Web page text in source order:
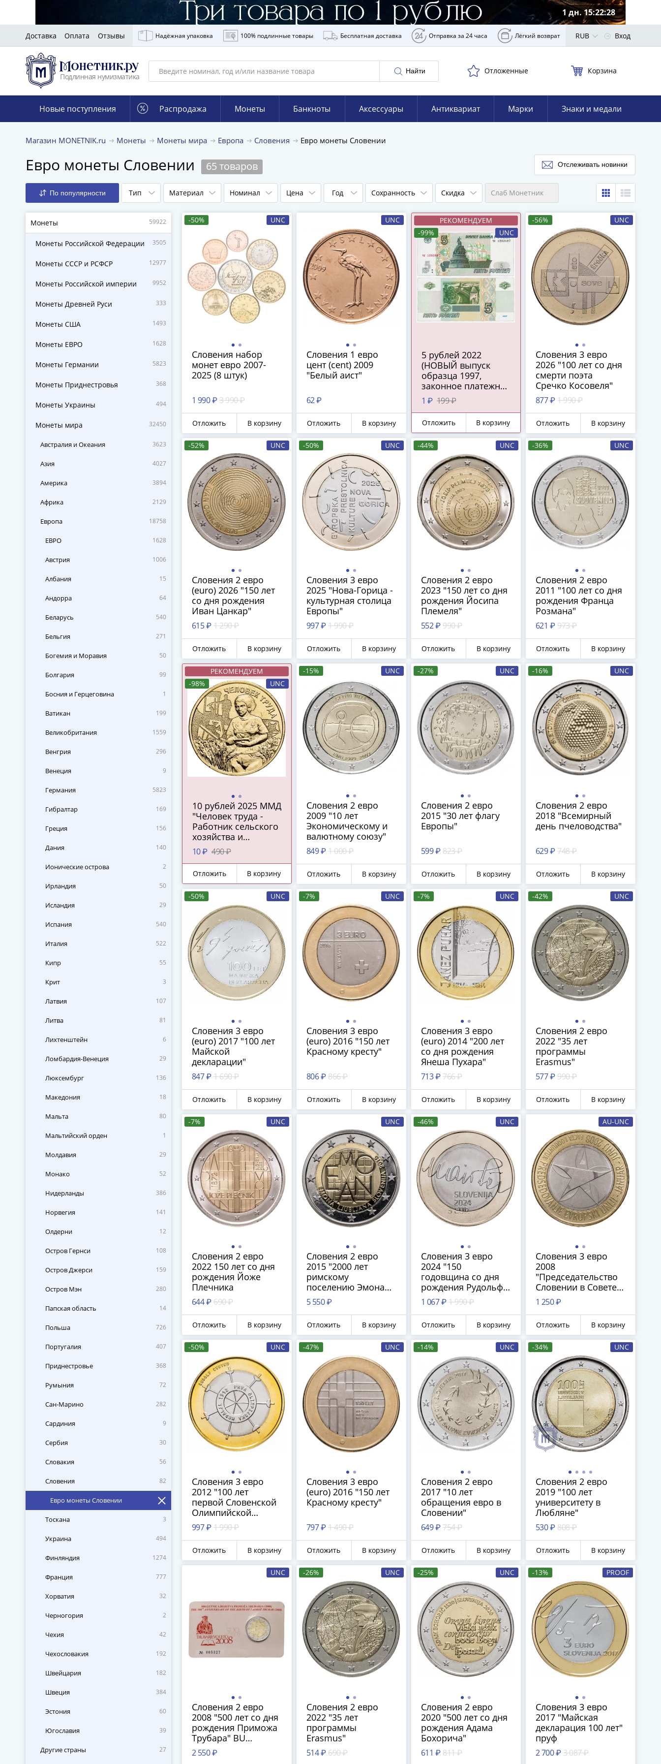
1 дн. 15:22:26
Доставка Оплата Отзывы Надёжная упаковка 100% подлинные товары Бесплатная доставка Отправка за 24 часа Лёгкий возврат RUB Вход
Подлинная нумизматика
Найти Отложенные Корзина
Новые поступления Распродажа Монеты Банкноты Аксессуары Антиквариат Марки Знаки и медали
Магазин MONETNIK.ru Монеты Монеты мира Европа Словения Евро монеты Словении
Евро монеты Словении 65 товаров Отслеживать новинки
По популярности Тип Материал Номинал Цена Год Сохранность Скидка Слаб Монетник
Монеты 59922
Монеты Российской Федерации 3505
Монеты СССР и РСФСР 12977
Монеты Российской империи 9952
Монеты Древней Руси 333
Монеты США 1493
Монеты ЕВРО 1628
Монеты Германии 5823
Монеты Приднестровья 368
Монеты Украины 494
Монеты мира 32450
Австралия и Океания 3623
Азия 4027
Америка 3894
Африка 2129
Европа 18758
ЕВРО 1628
Австрия 1006
Албания 15
Андорра 64
Беларусь 540
Бельгия 271
Богемия и Моравия 50
Болгария 99
Босния и Герцеговина 1
Ватикан 199
Великобритания 1559
Венгрия 296
Венеция 9
Германия 5823
Гибралтар 169
Греция 156
Дания 140
Ионические острова 2
Ирландия 50
Исландия 29
Испания 540
Италия 522
Кипр 55
Крит 3
Латвия 107
Литва 81
Лихтенштейн 6
Ломбардия-Венеция 29
Люксембург 136
Македония 18
Мальта 80
Мальтийский орден 1
Молдавия 29
Монако 52
Нидерланды 386
Норвегия 141
Олдерни 12
Остров Гернси 108
Остров Джерси 159
Остров Мэн 280
Папская область 14
Польша 726
Португалия 407
Приднестровье 368
Румыния 72
Сан-Марино 282
Сардиния 9
Сербия 30
Словакия 56
Словения
Евро монеты Словении
82
Тоскана 3
Украина 494
Финляндия 1274
Франция 777
Хорватия 32
Черногория 2
Чехия 42
Чехословакия 192
Швейцария 182
Швеция 384
Эстония 60
Югославия 39
Другие страны 27
-50% UNC
Словения набор
монет евро 2007-
2025 (8 штук)
1 990 ₽ 3 990 ₽
Отложить В корзину
UNC
Словения 1 евро
цент (cent) 2009
"Белый аист"
62 ₽
Отложить В корзину
РЕКОМЕНДУЕМ
-99%
UNC
5 рублей 2022
(НОВЫЙ выпуск
образца 1997,
законное платежное
средство ЦБ РФ)
ПРЕСС
1 ₽ 199 ₽
Отложить В корзину
-56% UNC
Словения 3 евро
2026 "100 лет со дня
смерти поэта
Сречко Косовеля"
877 ₽ 1 990 ₽
Отложить В корзину
-52% UNC
Словения 2 евро
(euro) 2026 "150 лет
со дня рождения
Иван Цанкар"
615 ₽ 1 290 ₽
Отложить В корзину
-50% UNC
Словения 3 евро
2025 "Нова-Горица -
культурная столица
Европы"
997 ₽ 1 990 ₽
Отложить В корзину
-44% UNC
Словения 2 евро
2023 "150 лет со дня
рождения Йосипа
Племеля"
552 ₽ 990 ₽
Отложить В корзину
-36% UNC
Словения 2 евро
2011 "100 лет со дня
рождения Франца
Розмана"
621 ₽ 973 ₽
Отложить В корзину
РЕКОМЕНДУЕМ
-98%
UNC
10 рублей 2025 ММД
"Человек труда -
Работник сельского
хозяйства и
перерабатывающей
промышленности"
10 ₽ 490 ₽
Отложить В корзину
-15% UNC
Словения 2 евро
2009 "10 лет
Экономическому и
валютному союзу"
849 ₽ 1 000 ₽
Отложить В корзину
-27% UNC
Словения 2 евро
2015 "30 лет флагу
Европы"
599 ₽ 823 ₽
Отложить В корзину
-16% UNC
Словения 2 евро
2018 "Всемирный
день пчеловодства"
629 ₽ 748 ₽
Отложить В корзину
-50% UNC
Словения 3 евро
(euro) 2017 "100 лет
Майской
декларации"
847 ₽ 1 690 ₽
Отложить В корзину
-7% UNC
Словения 3 евро
(euro) 2016 "150 лет
Красному кресту"
806 ₽ 866 ₽
Отложить В корзину
-7% UNC
Словения 3 евро
(euro) 2014 "200 лет
со дня рождения
Янеша Пухара"
713 ₽ 766 ₽
Отложить В корзину
-42% UNC
Словения 2 евро
2022 "35 лет
программы
Erasmus"
577 ₽ 990 ₽
Отложить В корзину
-7% UNC
Словения 2 евро
2022 150 лет со дня
рождения Йоже
Плечника
644 ₽ 690 ₽
Отложить В корзину
UNC
Словения 2 евро
2015 "2000 лет
римскому
поселению Эмона
на месте
современной
Любляны" Proof в
капсуле
5 550 ₽
Отложить В корзину
-46% UNC
Словения 3 евро
2024 "150
годовщина со дня
рождения Рудольфа
Майстера"
1 067 ₽ 1 990 ₽
Отложить В корзину
AU-UNC
Словения 3 евро
2008
"Председательство
Словении в Совете
ЕС"
1 250 ₽
Отложить В корзину
-50% UNC
Словения 3 евро
2012 "100 лет
первой Словенской
Олимпийской
медали"
997 ₽ 1 990 ₽
Отложить В корзину
-47% UNC
Словения 3 евро
(euro) 2016 "150 лет
Красному кресту"
797 ₽ 1 490 ₽
Отложить В корзину
-14% UNC
Словения 2 евро
2017 "10 лет
обращения евро в
Словении"
649 ₽ 754 ₽
Отложить В корзину
-34% UNC
Словения 2 евро
2019 "100 лет
университету в
Любляне"
530 ₽ 808 ₽
Отложить В корзину
UNC
Словения 2 евро
2008 "500 лет со дня
рождения Приможа
Трубара" BU
официальный
блистер
2 550 ₽
-26% UNC
Словения 2 евро
2022 "35 лет
программы
Erasmus"
514 ₽ 690 ₽
-25% UNC
Словения 2 евро
2020 "500 лет со дня
рождения Адама
Бохорича"
611 ₽ 811 ₽
-13% PROOF
Словения 3 евро
2017 "Майская
декларация 100 лет"
пруф
2 700 ₽ 3 087 ₽
Получите бесплатно набор всех 18
новинок ЦБ России 2026 года!
С бесплатной доставкой в любой город РФ!
✅ являются законным платёжным средством
Получить бесплатно набор новинок